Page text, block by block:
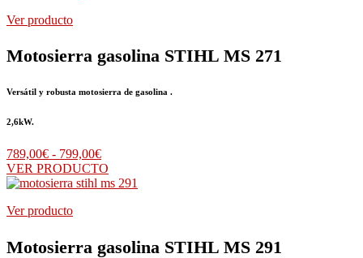
659,00€
Ver producto
Motosierra gasolina STIHL MS 271
Versátil y robusta motosierra de gasolina .
2,6kW.
789,00€ - 799,00€Rango
de
precios:
799,00€
VER PRODUCTO
Ver producto
Motosierra gasolina STIHL MS 291